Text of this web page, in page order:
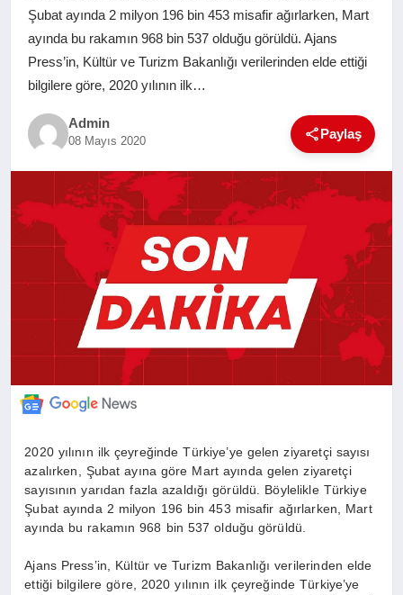
EKONOMI
SAĞLIK
EĞITIM
SANAT
Şubat ayında 2 milyon 196 bin 453 misafir ağırlarken, Mart
ayında bu rakamın 968 bin 537 olduğu görüldü. Ajans
Press’in, Kültür ve Turizm Bakanlığı verilerinden elde ettiği
bilgilere göre, 2020 yılının ilk…
Admin
08 Mayıs 2020 Paylaş
2020 yılının ilk çeyreğinde Türkiye’ye gelen ziyaretçi sayısı
azalırken, Şubat ayına göre Mart ayında gelen ziyaretçi
sayısının yarıdan fazla azaldığı görüldü. Böylelikle Türkiye
Şubat ayında 2 milyon 196 bin 453 misafir ağırlarken, Mart
ayında bu rakamın 968 bin 537 olduğu görüldü.
Ajans Press’in, Kültür ve Turizm Bakanlığı verilerinden elde
ettiği bilgilere göre, 2020 yılının ilk çeyreğinde Türkiye’ye